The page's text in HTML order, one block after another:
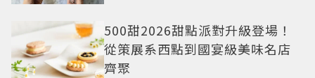
500甜2026甜點派對升級登場！
從策展系西點到國宴級美味名店
齊聚